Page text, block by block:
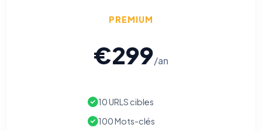
PREMIUM
€299/an
10 URLS cibles
100 Mots-clés